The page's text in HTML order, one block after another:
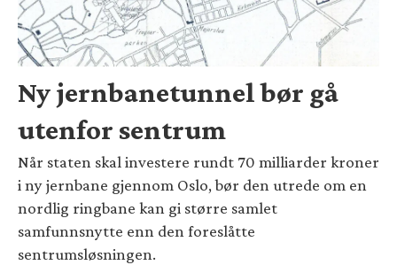
Ny jernbanetunnel bør gå
utenfor sentrum
Når staten skal investere rundt 70 milliarder kroner
i ny jernbane gjennom Oslo, bør den utrede om en
nordlig ringbane kan gi større samlet
samfunnsnytte enn den foreslåtte
sentrumsløsningen.